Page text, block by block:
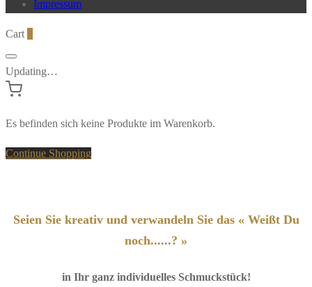
Impressum
Cart
Updating…
Es befinden sich keine Produkte im Warenkorb.
Continue Shopping
Seien Sie kreativ und verwandeln Sie das « Weißt Du
noch......? »
in Ihr ganz individuelles Schmuckstück!